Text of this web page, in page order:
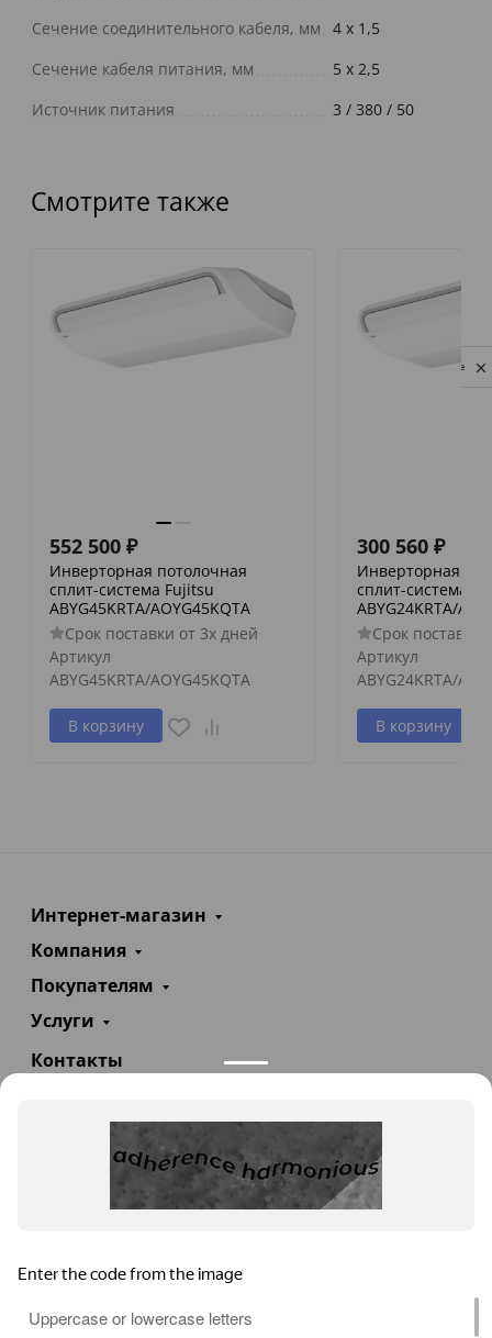
Сечение соединительного кабеля, мм
4 х 1,5
Сечение кабеля питания, мм
5 х 2,5
Источник питания
3 / 380 / 50
Смотрите также
552 500 ₽
Инверторная потолочная
сплит-система Fujitsu
ABYG45KRTA/AOYG45KQTA
Срок поставки от 3х дней
Артикул
ABYG45KRTA/AOYG45KQTA
В корзину
300 560 ₽
Инверторная
сплит-система
ABYG24KRTA/
Срок поставки
Артикул
ABYG24KRTA/
В корзину
Интернет-магазин
Компания
Покупателям
Услуги
Контакты
info@teploexpert.com
Пн—Сб 09:00 – 18:00
TeploExpert.com © 2008 - 2026 Оборудование для
систем отопления, водоснабжения, канализации
Privacy notice